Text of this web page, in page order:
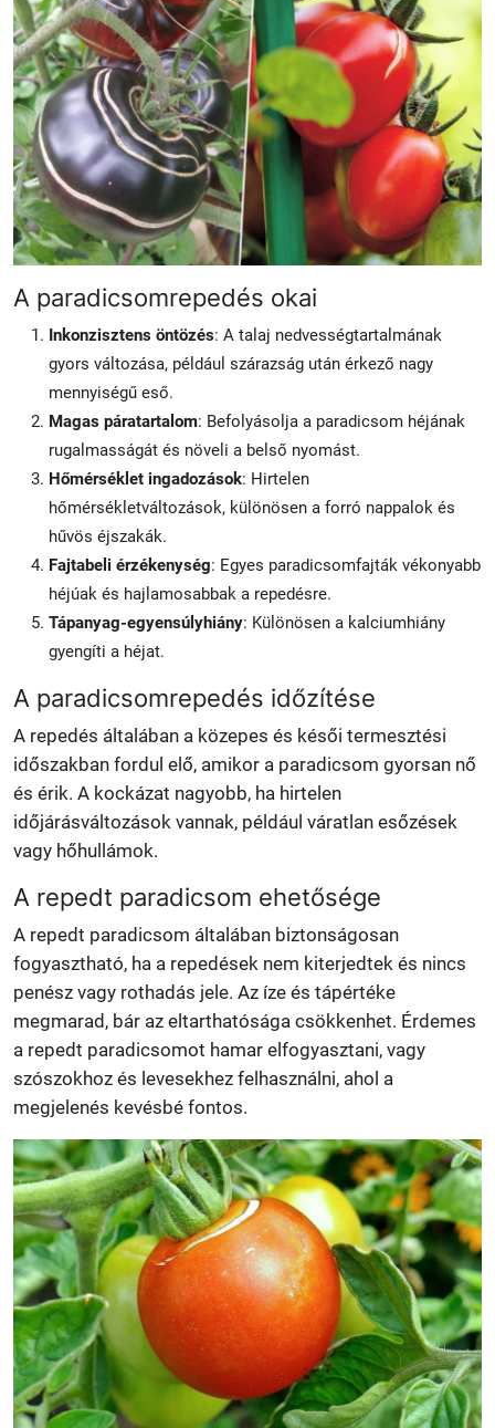
A paradicsomrepedés okai
Inkonzisztens öntözés: A talaj nedvességtartalmának
gyors változása, például szárazság után érkező nagy
mennyiségű eső.
Magas páratartalom: Befolyásolja a paradicsom héjának
rugalmasságát és növeli a belső nyomást.
Hőmérséklet ingadozások: Hirtelen
hőmérsékletváltozások, különösen a forró nappalok és
hűvös éjszakák.
Fajtabeli érzékenység: Egyes paradicsomfajták vékonyabb
héjúak és hajlamosabbak a repedésre.
Tápanyag-egyensúlyhiány: Különösen a kalciumhiány
gyengíti a héjat.
A paradicsomrepedés időzítése
A repedés általában a közepes és késői termesztési
időszakban fordul elő, amikor a paradicsom gyorsan nő
és érik. A kockázat nagyobb, ha hirtelen
időjárásváltozások vannak, például váratlan esőzések
vagy hőhullámok.
A repedt paradicsom ehetősége
A repedt paradicsom általában biztonságosan
fogyasztható, ha a repedések nem kiterjedtek és nincs
penész vagy rothadás jele. Az íze és tápértéke
megmarad, bár az eltarthatósága csökkenhet. Érdemes
a repedt paradicsomot hamar elfogyasztani, vagy
szószokhoz és levesekhez felhasználni, ahol a
megjelenés kevésbé fontos.